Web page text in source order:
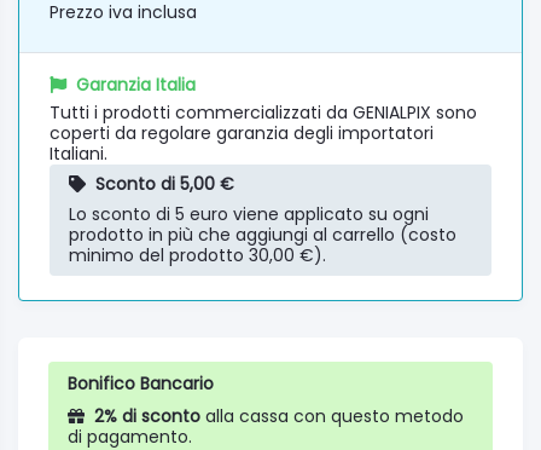
Prezzo iva inclusa
Garanzia Italia
Tutti i prodotti commercializzati da GENIALPIX sono
coperti da regolare garanzia degli importatori
Italiani.
Sconto di 5,00 €
Lo sconto di 5 euro viene applicato su ogni
prodotto in più che aggiungi al carrello (costo
minimo del prodotto 30,00 €).
Bonifico Bancario
2% di sconto alla cassa con questo metodo
di pagamento.